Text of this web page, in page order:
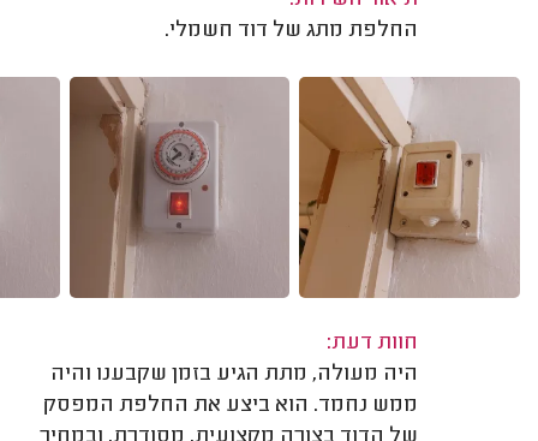
החלפת מתג של דוד חשמלי.
חוות דעת:
היה מעולה, מתת הגיע בזמן שקבענו והיה
ממש נחמד. הוא ביצע את החלפת המפסק